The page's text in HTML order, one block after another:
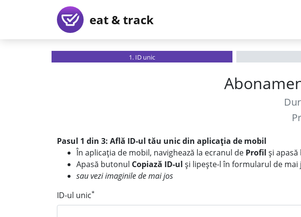
eat & track
1. ID unic
Pasul 1 din 3: Află ID-ul tău unic din aplicația de mobil
În aplicația de mobil, navighează la ecranul de Profil și
Apasă butonul Copiază ID-ul și lipește-l în formularul de mai
sau vezi imaginile de mai jos
ID-ul unic*